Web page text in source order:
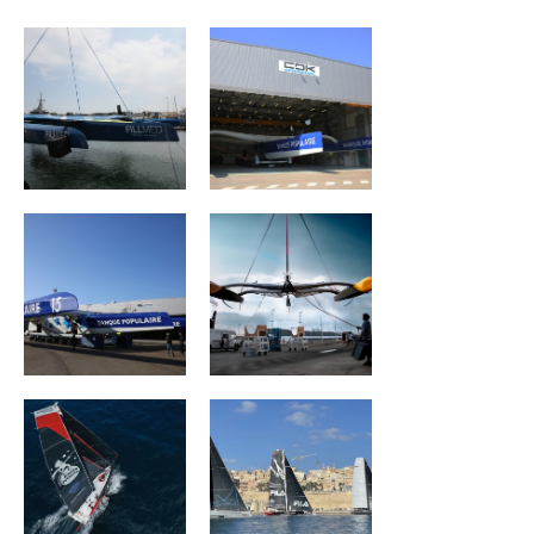
MAXI BANQUE
POPULAIRE IX
REALITES Planet
Warriors
Association Petit
Prince -
ZOULOU
ACTUAL ULTIM3 Viabilis Océans